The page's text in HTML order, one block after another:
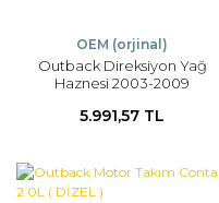
OEM (orjinal)
Outback Direksiyon Yağ
Haznesi 2003-2009
5.991,57 TL